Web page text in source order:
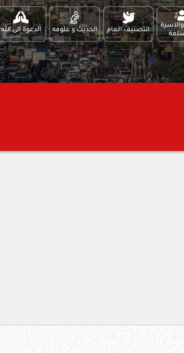
والاسرة
التصنيف العام الحديث و علومه الدعوة الى الله